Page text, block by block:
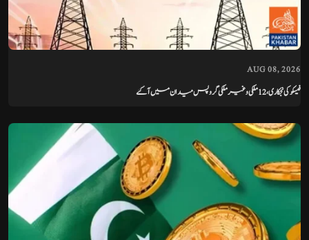
AUG 08, 2026
فیسکو کی نجکاری، 12 ملکی و غیر ملکی گروپس میدان میں آ گئے